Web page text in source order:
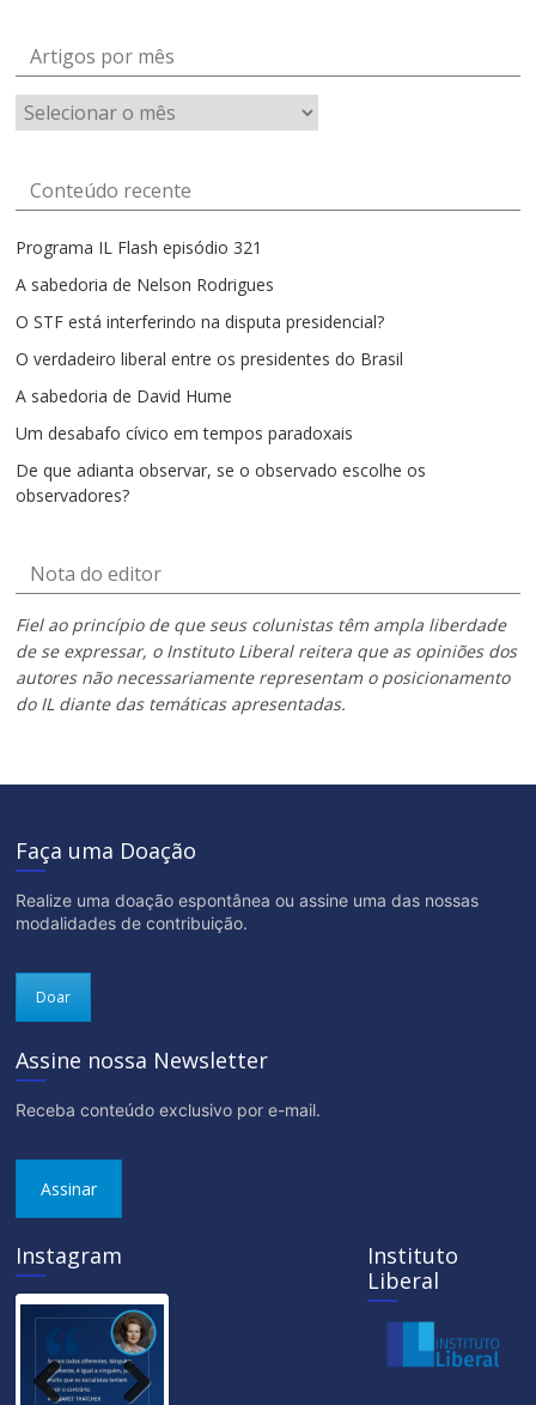
Artigos por mês
Artigos
por
Conteúdo recente
Programa IL Flash episódio 321
A sabedoria de Nelson Rodrigues
O STF está interferindo na disputa presidencial?
O verdadeiro liberal entre os presidentes do Brasil
A sabedoria de David Hume
Um desabafo cívico em tempos paradoxais
De que adianta observar, se o observado escolhe os
observadores?
Nota do editor
Fiel ao princípio de que seus colunistas têm ampla liberdade
de se expressar, o Instituto Liberal reitera que as opiniões dos
autores não necessariamente representam o posicionamento
do IL diante das temáticas apresentadas.
Faça uma Doação
Realize uma doação espontânea ou assine uma das nossas
modalidades de contribuição.
Doar
Assine nossa Newsletter
Receba conteúdo exclusivo por e-mail.
Assinar
Instagram
Instituto
Liberal